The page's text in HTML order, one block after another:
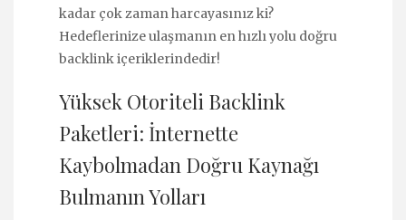
kadar çok zaman harcayasınız ki?
Hedeflerinize ulaşmanın en hızlı yolu doğru
backlink içeriklerindedir!
Yüksek Otoriteli Backlink
Paketleri: İnternette
Kaybolmadan Doğru Kaynağı
Bulmanın Yolları